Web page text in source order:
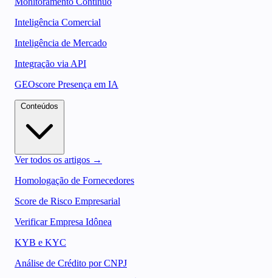
Inteligência Comercial
Inteligência de Mercado
Integração via API
GEOscore Presença em IA
Ver todos os artigos →
Homologação de Fornecedores
Score de Risco Empresarial
Verificar Empresa Idônea
KYB e KYC
Análise de Crédito por CNPJ